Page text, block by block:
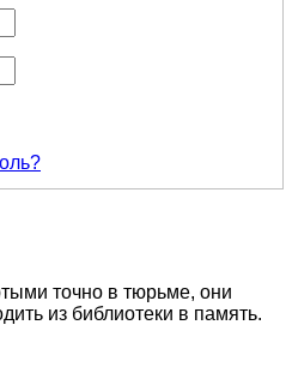
точно в тюрьме, они
из библиотеки в память.